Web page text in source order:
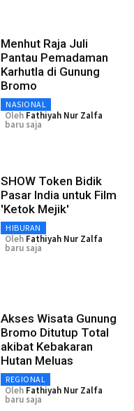
Menhut Raja Juli
Pantau Pemadaman
Karhutla di Gunung
Bromo
NASIONAL
Oleh Fathiyah Nur Zalfa
baru saja
SHOW Token Bidik
Pasar India untuk Film
'Ketok Mejik'
HIBURAN
Oleh Fathiyah Nur Zalfa
baru saja
Akses Wisata Gunung
Bromo Ditutup Total
akibat Kebakaran
Hutan Meluas
REGIONAL
Oleh Fathiyah Nur Zalfa
baru saja